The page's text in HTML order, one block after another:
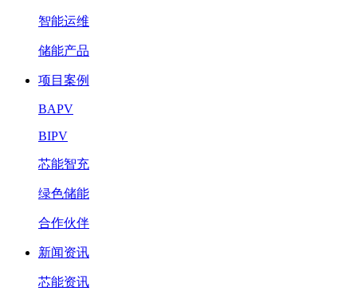
智能运维
储能产品
项目案例
BAPV
BIPV
芯能智充
绿色储能
合作伙伴
新闻资讯
芯能资讯